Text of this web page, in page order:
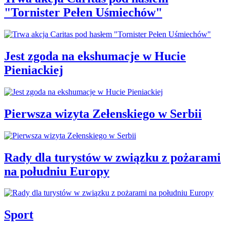
"Tornister Pełen Uśmiechów"
Jest zgoda na ekshumacje w Hucie
Pieniackiej
Pierwsza wizyta Zełenskiego w Serbii
Rady dla turystów w związku z pożarami
na południu Europy
Sport